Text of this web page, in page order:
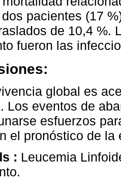
pacientes (17
de 10,4 %.
fueron las
global es
Los eventos de
esfuerzos
el pronóstico de la
: Leucemia